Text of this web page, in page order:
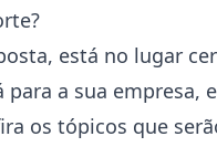
está no lugar
a sua empresa,
os tópicos que